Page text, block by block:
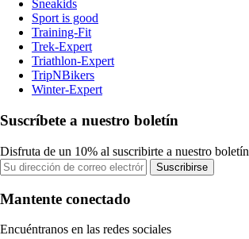
Sneakids
Sport is good
Training-Fit
Trek-Expert
Triathlon-Expert
TripNBikers
Winter-Expert
Suscríbete a nuestro boletín
Disfruta de un 10% al suscribirte a nuestro boletín
Suscribirse
Mantente conectado
Encuéntranos en las redes sociales